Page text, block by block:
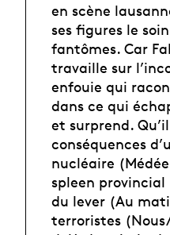
en scène
ses figures le
fantômes. Car
travaille sur
enfouie qui
dans ce qui
et surprend.
conséquences
nucléaire
spleen
du lever (Au
terroristes